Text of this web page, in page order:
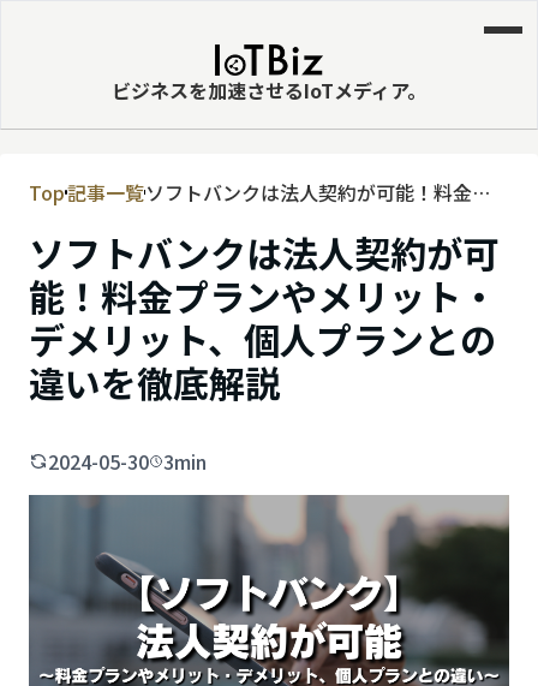
ビジネスを加速させるIoTメディア。
MVNE
エッジ
LPWA
DaaS
IaaS
ビッグデータ
スマート漁業
PR
Top記事一覧ソフトバンクは法人契約が可能！料金プ
ンとの違いを徹底解説
ソフトバンクは法人契約が可
能！料金プランやメリット・
デメリット、個人プランとの
違いを徹底解説
2024-05-30 3min